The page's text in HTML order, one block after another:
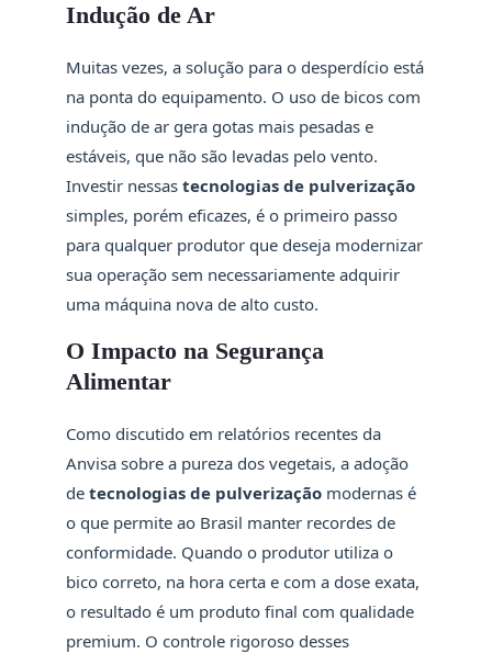
Indução de Ar
Muitas vezes, a solução para o desperdício está
na ponta do equipamento. O uso de bicos com
indução de ar gera gotas mais pesadas e
estáveis, que não são levadas pelo vento.
Investir nessas tecnologias de pulverização
simples, porém eficazes, é o primeiro passo
para qualquer produtor que deseja modernizar
sua operação sem necessariamente adquirir
uma máquina nova de alto custo.
O Impacto na Segurança
Alimentar
Como discutido em relatórios recentes da
Anvisa sobre a pureza dos vegetais, a adoção
de tecnologias de pulverização modernas é
o que permite ao Brasil manter recordes de
conformidade. Quando o produtor utiliza o
bico correto, na hora certa e com a dose exata,
o resultado é um produto final com qualidade
premium. O controle rigoroso desses